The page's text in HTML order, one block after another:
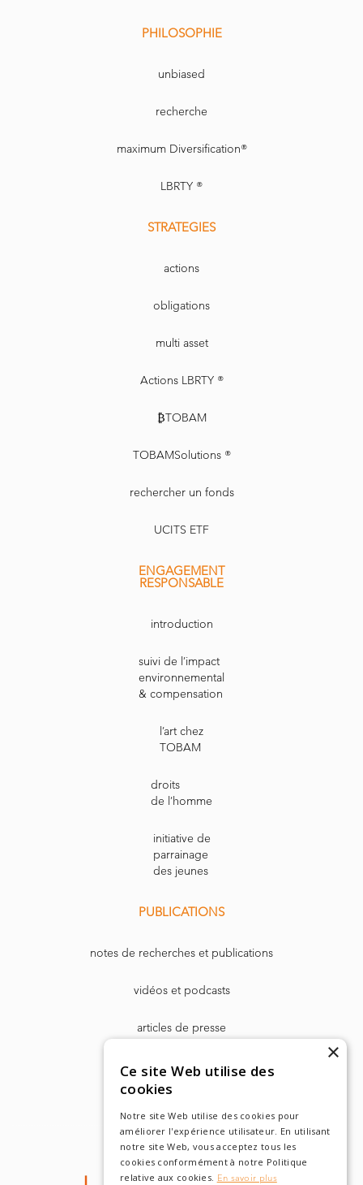
PHILOSOPHIE
unbiased
recherche
maximum Diversification®
LBRTY ®
STRATEGIES
actions
obligations
multi asset
Actions LBRTY ®
₿TOBAM
TOBAMSolutions ®
rechercher un fonds
UCITS ETF
ENGAGEMENT
RESPONSABLE
introduction
suivi de l’impact
environnemental
& compensation
l’art chez
TOBAM
droits
de l’homme
initiative de
parrainage
des jeunes
PUBLICATIONS
notes de recherches et publications
vidéos et podcasts
articles de presse
Dr. Harry Markowitz
×
Ce site Web utilise des
cookies
Notre site Web utilise des cookies pour
améliorer l'expérience utilisateur. En utilisant
notre site Web, vous acceptez tous les
cookies conformément à notre Politique
relative aux cookies. En savoir plus